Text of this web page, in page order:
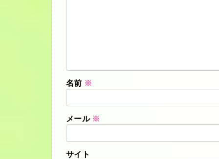
名前 ※
メール ※
サイト